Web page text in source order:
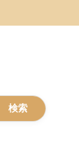
検索